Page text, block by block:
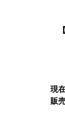
現在
販売